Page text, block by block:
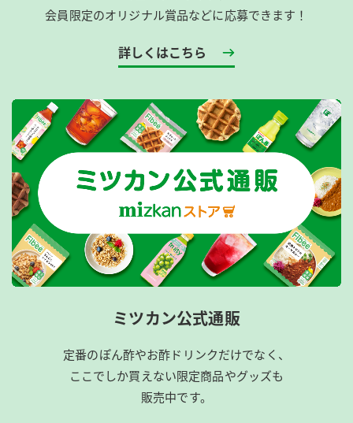
会員限定のオリジナル賞品などに応募できます！
詳しくはこちら
ミツカン公式通販
定番のぽん酢やお酢ドリンクだけでなく、
ここでしか買えない限定商品やグッズも
販売中です。